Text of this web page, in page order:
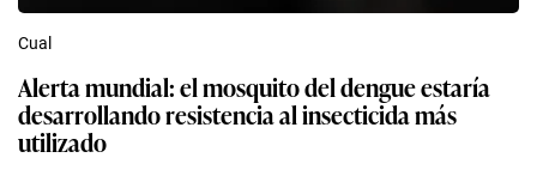
Cual
Alerta mundial: el mosquito del dengue estaría
desarrollando resistencia al insecticida más
utilizado